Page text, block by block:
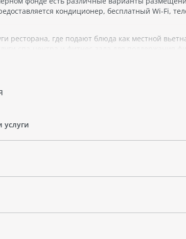
кондиционер, бесплатный Wi-Fi,
ресторана, где подают блюда как местной
спа-центра и фитнес-зала для поддержания
отдыха рядом можно найти возможности для
услуги